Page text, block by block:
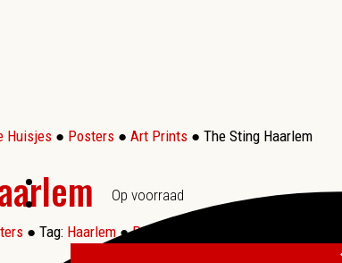
Huisjes ● Posters ● Art Prints ● The Sting Haarlem
Op voorraad
● Tag: Haarlem ●Productinformatie